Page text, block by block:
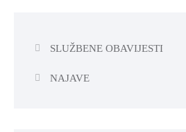
SLUŽBENE OBAVIJESTI
NAJAVE